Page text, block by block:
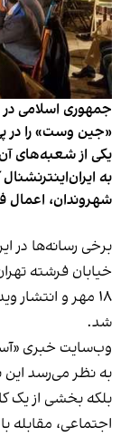
جمهوری اسلامی در
«جین وست» را در
یکی از شعبه‌های
به
شهروندان، اعمال
برخی رسانه‌ها در
۱۸ مهر و
شد.
وب‌سایت خبری
به نظر می‌رسد
بلکه بخشی از یک
اجتماعی، مقابله